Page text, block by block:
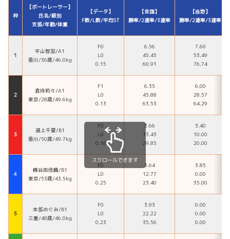
枠
【ボートレーサー】
氏名/級別
支部/年齢/体重
【データ】
F数/L数/平均ST
【全国】
勝率/2連率/3連率
【当地】
勝率/2連率/3連率
１
平山智加/A1
香川/36歳/46.0kg
F0
L0
0.15
6.56
45.45
60.91
7.60
53.49
76.74
２
倉持莉々/A1
東京/28歳/49.6kg
F1
L0
0.13
6.35
45.88
63.53
6.00
28.57
64.29
３
道上千夏/B1
香川/50歳/49.7kg
F0
L0
0.16
3.66
13.43
29.85
3.40
10.00
20.00
４
橋谷田佳織/B1
東京/53歳/43.5kg
F0
L0
0.25
3.64
12.77
23.40
3.85
0.00
35.00
５
本部めぐみ/B1
三重/48歳/46.0kg
F0
L0
0.23
3.93
22.22
35.56
0.00
0.00
0.00
スクロールできます